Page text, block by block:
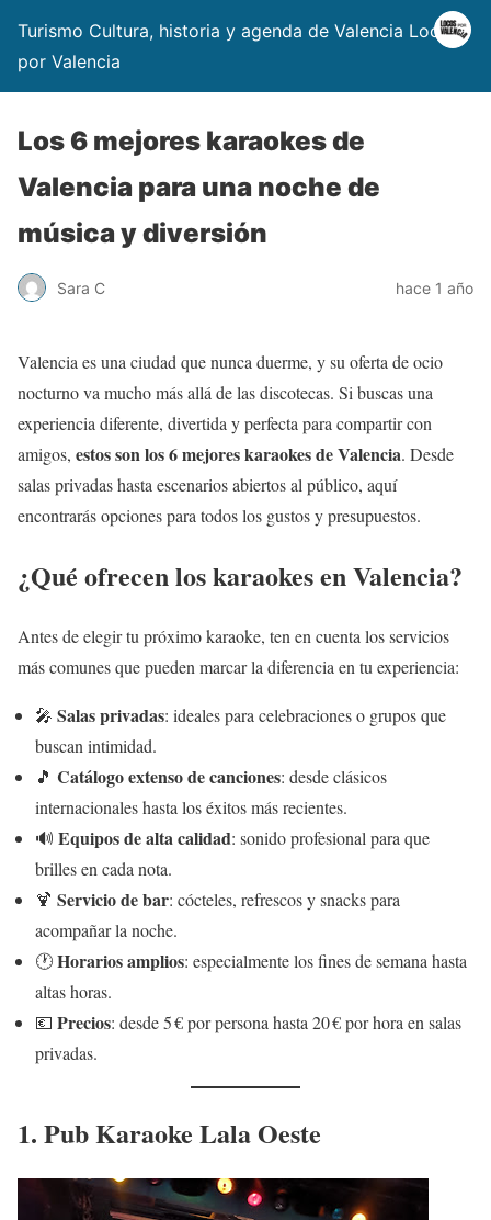
Turismo Cultura, historia y agenda de Valencia Locos
por Valencia
Los 6 mejores karaokes de
Valencia para una noche de
música y diversión
Sara C hace 1 año
Valencia es una ciudad que nunca duerme, y su oferta de ocio
nocturno va mucho más allá de las discotecas. Si buscas una
experiencia diferente, divertida y perfecta para compartir con
amigos, estos son los 6 mejores karaokes de Valencia. Desde
salas privadas hasta escenarios abiertos al público, aquí
encontrarás opciones para todos los gustos y presupuestos.
¿Qué ofrecen los karaokes en Valencia?
Antes de elegir tu próximo karaoke, ten en cuenta los servicios
más comunes que pueden marcar la diferencia en tu experiencia:
🎤 Salas privadas: ideales para celebraciones o grupos que
buscan intimidad.
🎵 Catálogo extenso de canciones: desde clásicos
internacionales hasta los éxitos más recientes.
🔊 Equipos de alta calidad: sonido profesional para que
brilles en cada nota.
🍹 Servicio de bar: cócteles, refrescos y snacks para
acompañar la noche.
🕐Horarios amplios: especialmente los fines de semana hasta
altas horas.
💶 Precios: desde 5 € por persona hasta 20 € por hora en salas
privadas.
1. Pub Karaoke Lala Oeste